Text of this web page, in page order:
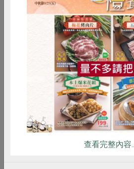
合作社的有機棉製品
•不使用含氯及重金屬等造成環境污
•不使用對環境造成污染的氯系漂
──過氧化氫。
•不添加螢光增白劑。
•不使用甲醛、苯、酚等化學藥劑與
RPET 食譜
雞蛋 食安 共同購
查看完整內容..